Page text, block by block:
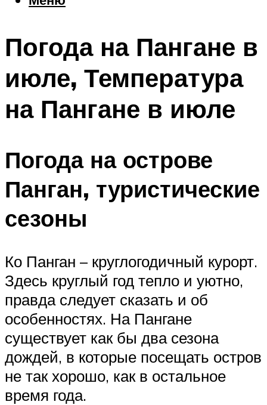
Шоппинг
Что посетить
Меню
Погода на Пангане в
июле, Температура
на Пангане в июле
Погода на острове
Панган, туристические
сезоны
Ко Панган – круглогодичный курорт.
Здесь круглый год тепло и уютно,
правда следует сказать и об
особенностях. На Пангане
существует как бы два сезона
дождей, в которые посещать остров
не так хорошо, как в остальное
время года.